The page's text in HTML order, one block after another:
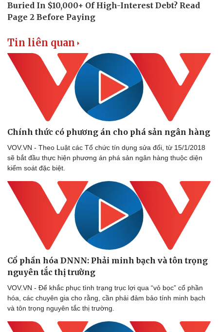
Tin liên quan
Chính thức có phương án cho phá sản ngân hàng
VOV.VN - Theo Luật các Tổ chức tín dụng sửa đổi, từ 15/1/2018
sẽ bắt đầu thực hiện phương án phá sản ngân hàng thuộc diện
kiểm soát đặc biệt.
Cổ phần hóa DNNN: Phải minh bạch và tôn trọng
nguyên tắc thị trường
VOV.VN - Để khắc phục tình trạng trục lợi qua “vỏ bọc” cổ phần
hóa, các chuyên gia cho rằng, cần phải đảm bảo tính minh bạch
và tôn trọng nguyên tắc thị trường.